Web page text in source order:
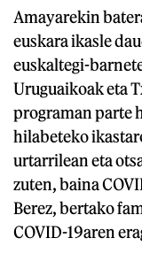
Amayarekin
euskara ikasle
euskaltegi-
Uruguaikoak eta
programan parte
hilabeteko
urtarrilean eta
zuten, baina
Berez, bertako
COVID-19aren